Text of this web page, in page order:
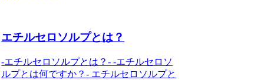
エチルセロソルプとは？
-エチルセロソルプとは？- -エチルセロソ
ルプとは何ですか？- エチルセロソルプと